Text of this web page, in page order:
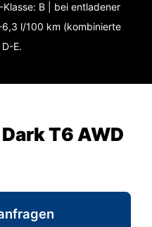
B | bei entladener
l/100 km (kombinierte
E.
T6 AWD